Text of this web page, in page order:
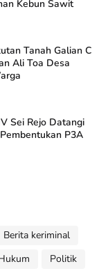
Kebun Sawit
Tanah Galian C
Ali Toa Desa
Sei Rejo Datangi
P3A
Berita keriminal
Politik